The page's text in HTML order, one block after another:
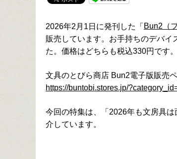
2026年2月1日に発刊した「 Bun2（
販売しています。お手持ちのデバ
た。価格はどちらも税込330円です。
文具のとびら商店 Bun2電子版販売
https://buntobi.stores.jp/
今回の特集は、「2026年も文房具
介しています。